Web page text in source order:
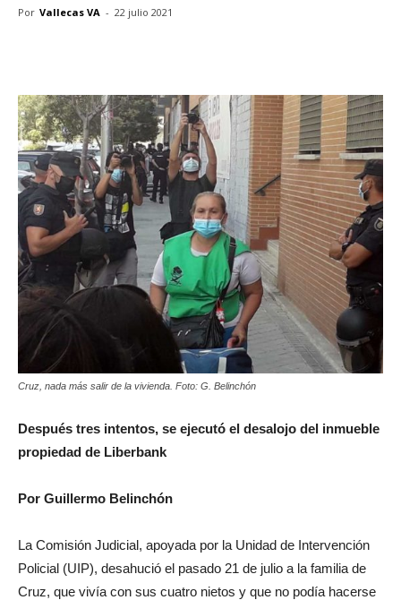
Por Vallecas VA - 22 julio 2021
Cruz, nada más salir de la vivienda. Foto: G. Belinchón
Después tres intentos, se ejecutó el desalojo del inmueble
propiedad de Liberbank
Por Guillermo Belinchón
La Comisión Judicial, apoyada por la Unidad de Intervención
Policial (UIP), desahució el pasado 21 de julio a la familia de
Cruz, que vivía con sus cuatro nietos y que no podía hacerse